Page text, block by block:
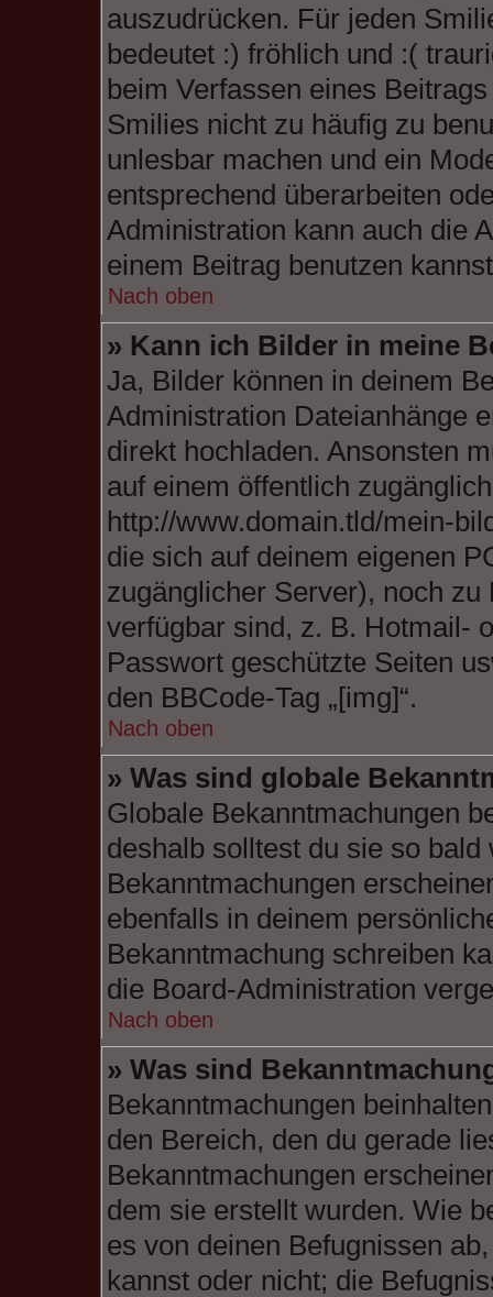
auszudrücken. Für jeden
bedeutet :) fröhlich und :(
beim Verfassen eines
Smilies nicht zu häufig zu
unlesbar machen und ein
entsprechend überarbeiten
Administration kann auch die
einem Beitrag benutzen
Nach oben
» Kann ich Bilder in meine
Ja, Bilder können in deinem
Administration Dateianhänge
direkt hochladen. Ansonsten
auf einem öffentlich
http://www.domain.tld/mein-
die sich auf deinem eigenen
zugänglicher Server), noch
verfügbar sind, z. B. Hotmail-
Passwort geschützte Seiten
den BBCode-Tag „[img]“.
Nach oben
» Was sind globale
Globale Bekanntmachungen
deshalb solltest du sie so
Bekanntmachungen
ebenfalls in deinem
Bekanntmachung schreiben
die Board-Administration
Nach oben
» Was sind
Bekanntmachungen
den Bereich, den du gerade
Bekanntmachungen
dem sie erstellt wurden. Wie
es von deinen Befugnissen
kannst oder nicht; die